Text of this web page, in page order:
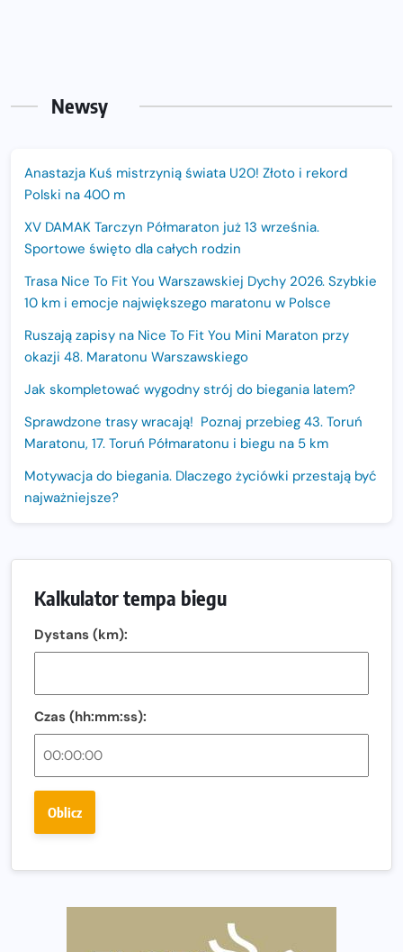
Newsy
Anastazja Kuś mistrzynią świata U20! Złoto i rekord
Polski na 400 m
XV DAMAK Tarczyn Półmaraton już 13 września.
Sportowe święto dla całych rodzin
Trasa Nice To Fit You Warszawskiej Dychy 2026. Szybkie
10 km i emocje największego maratonu w Polsce
Ruszają zapisy na Nice To Fit You Mini Maraton przy
okazji 48. Maratonu Warszawskiego
Jak skompletować wygodny strój do biegania latem?
Sprawdzone trasy wracają! Poznaj przebieg 43. Toruń
Maratonu, 17. Toruń Półmaratonu i biegu na 5 km
Motywacja do biegania. Dlaczego życiówki przestają być
najważniejsze?
Sprawdzony przebieg i profil stworzony do szybkiego
biegania
Amazfit Balance 3: Kompleksowe narzędzie dla biegacza
i zawodnika Hyrox?
Regeneracja w bieganiu. Co warto o niej wiedzieć?
Ostatnie wolne miejsca na jubileuszowy Bieg
dniu.
wybiera wyzwanie trzech największych maratonów w
Praska 5k Run gospodarzem Mistrzostw Polski
Kalkulator tempa biegu
Dystans (km):
Czas (hh:mm:ss):
Oblicz